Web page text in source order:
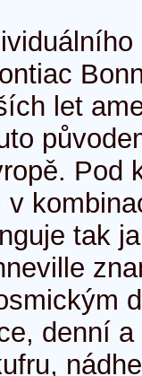
let
Pod
tak
denní